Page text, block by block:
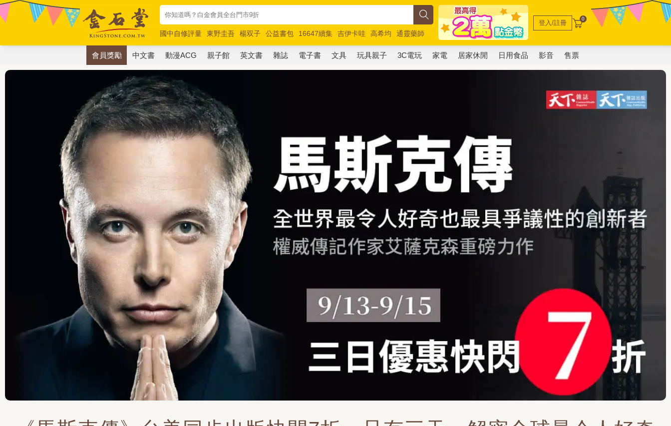
國中自修評量 東野圭吾 楊双子 公益書包 16647續集 吉伊卡哇 高希均
通靈藥師
唯紅花綻放
奧德賽 路邊攤新作 馬斯克 玩具總動員5 超慢跑
登入/註冊 0
會員獎勵 中文書 動漫ACG 親子館 英文書 雜誌 電子書 文具 玩具親子 3C電玩 家電 居家休閒 日用食品 影音 售票